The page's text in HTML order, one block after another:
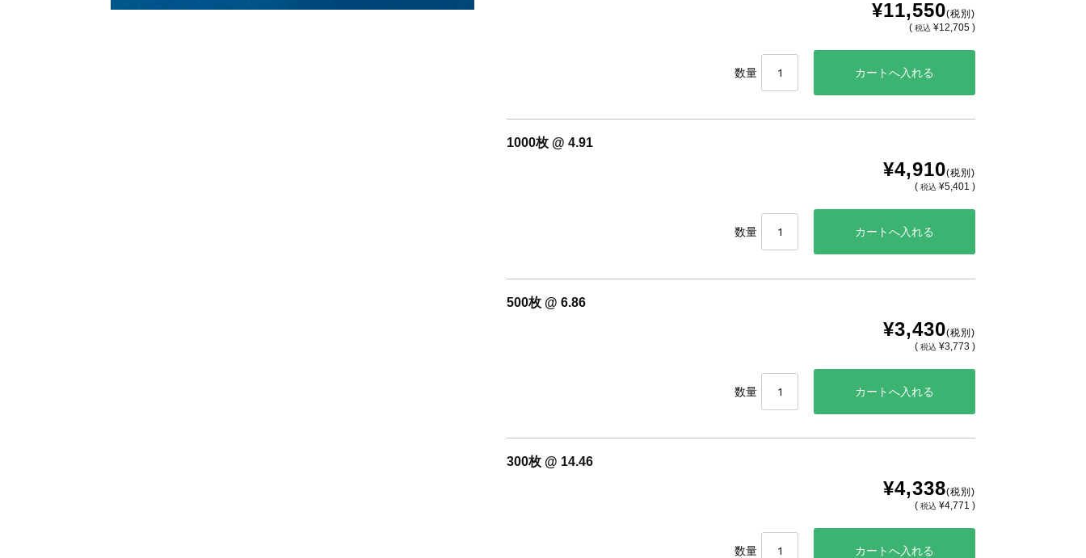
¥11,550(税別)
( 税込 ¥12,705 )
数量
1000枚 @ 4.91
¥4,910(税別)
( 税込 ¥5,401 )
数量
500枚 @ 6.86
¥3,430(税別)
( 税込 ¥3,773 )
数量
300枚 @ 14.46
¥4,338(税別)
( 税込 ¥4,771 )
数量